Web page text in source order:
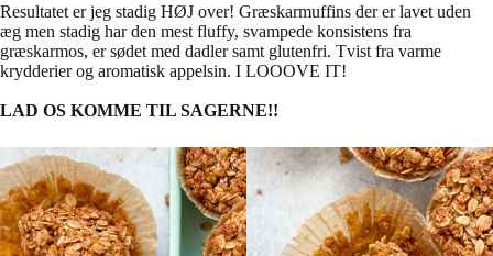
Resultatet er jeg stadig HØJ over! Græskarmuffins der er lavet uden
æg men stadig har den mest fluffy, svampede konsistens fra
græskarmos, er sødet med dadler samt glutenfri. Tvist fra varme
krydderier og aromatisk appelsin. I LOOOVE IT!
LAD OS KOMME TIL SAGERNE!!